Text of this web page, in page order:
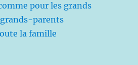
pour les grands
parents
la famille